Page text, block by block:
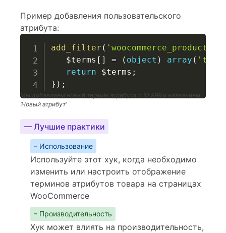
Пример добавления пользовательского
атрибута:
add_filter (
$terms [ ] = ( object ) array (
return
$terms ;
} ) ;
Мы добавляем новый термин атрибута с ID 999 и названием
‘Новый атрибут’
— Лучшие практики
– Использование
Используйте этот хук, когда необходимо
изменить или настроить отображение
терминов атрибутов товара на страницах
WooCommerce
– Производительность
Хук может влиять на производительность,